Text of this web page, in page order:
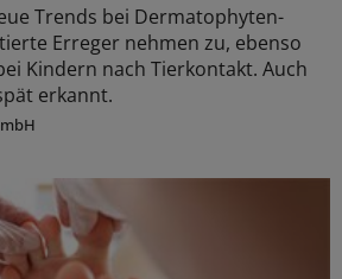
Trends bei Dermatophyten-
Erreger nehmen zu, ebenso
Kindern nach Tierkontakt. Auch
erkannt.